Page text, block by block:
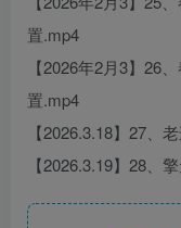
置.mp4
【2026年2月3】26
置.mp4
【2026.3.18】27、
【2026.3.19】28、